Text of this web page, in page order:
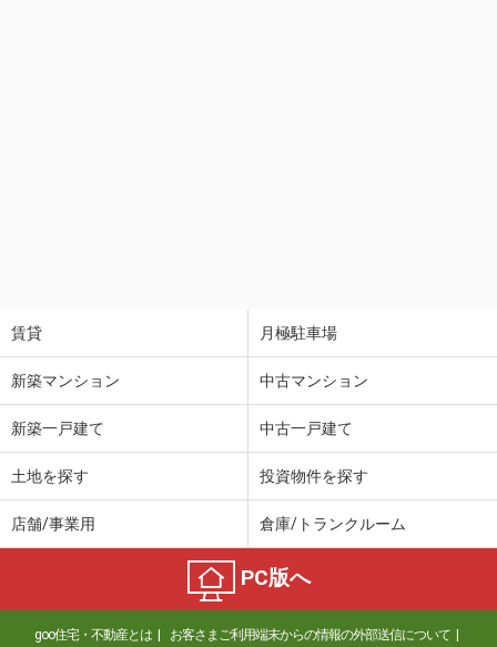
賃貸 月極駐車場
新築マンション 中古マンション
新築一戸建て 中古一戸建て
土地を探す 投資物件を探す
店舗/事業用 倉庫/トランクルーム
PC版へ
goo住宅・不動産とは お客さまご利用端末からの情報の外部送信について